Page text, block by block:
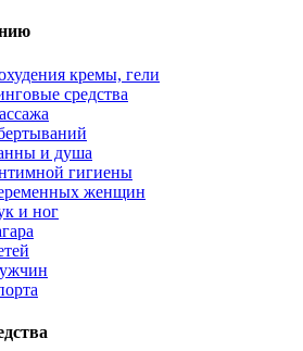
кремы, гели
средства
и душа
гигиены
женщин
и ног